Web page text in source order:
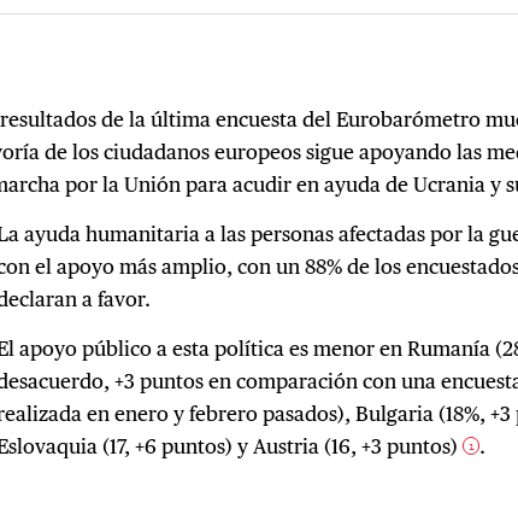
de la última encuesta del Eurobarómetro
de los ciudadanos europeos sigue apoyando las
por la Unión para acudir en ayuda de Ucrania y
ayuda humanitaria a las personas afectadas por la
el apoyo más amplio, con un 88% de los
a favor.
apoyo público a esta política es menor en Rumanía
+3 puntos en comparación con una
en enero y febrero pasados), Bulgaria (18%,
(17, +6 puntos) y Austria (16, +3 puntos)
1 .